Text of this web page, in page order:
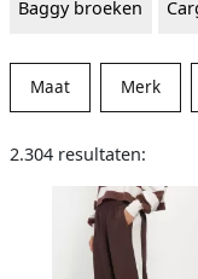
stijlen. Zo kun je een
blazer en hoge
goed en doet het
dames broek zit je altijd
Baggy broeken
Maat Merk
2.304 resultaten: